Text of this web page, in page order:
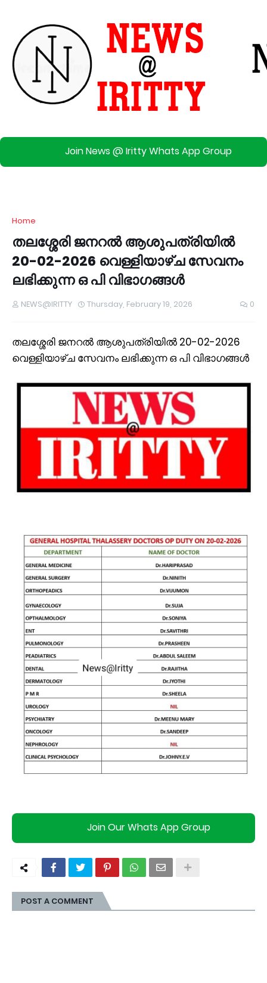
Join News @ Iritty Whats App Group
Home
തലശ്ശേരി ജനറൽ ആശുപത്രിയിൽ
20-02-2026 വെള്ളിയാഴ്ച സേവനം
ലഭിക്കുന്ന ഒ പി വിഭാഗങ്ങൾ
NEWS@IRITTY Thursday, February 19, 2026 0
തലശ്ശേരി ജനറൽ ആശുപത്രിയിൽ 20-02-2026
വെള്ളിയാഴ്ച സേവനം ലഭിക്കുന്ന ഒ പി വിഭാഗങ്ങൾ
Join Our Whats App Group
POST A COMMENT